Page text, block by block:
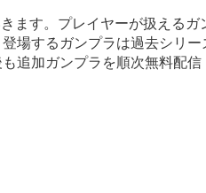
す。プレイヤーが扱えるガ
場するガンプラは過去シリ
追加ガンプラを順次無料配